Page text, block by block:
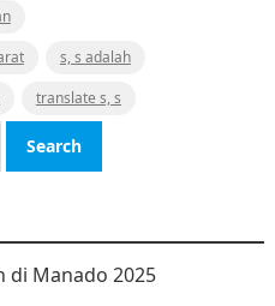
s, s adalah
translate s, s
di Manado 2025